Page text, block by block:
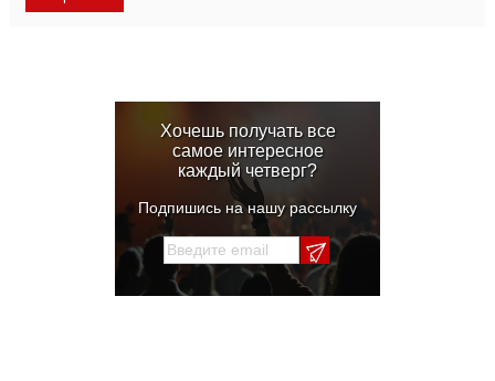
Хочешь получать все
самое интересное
каждый четверг?
Подпишись на нашу рассылку